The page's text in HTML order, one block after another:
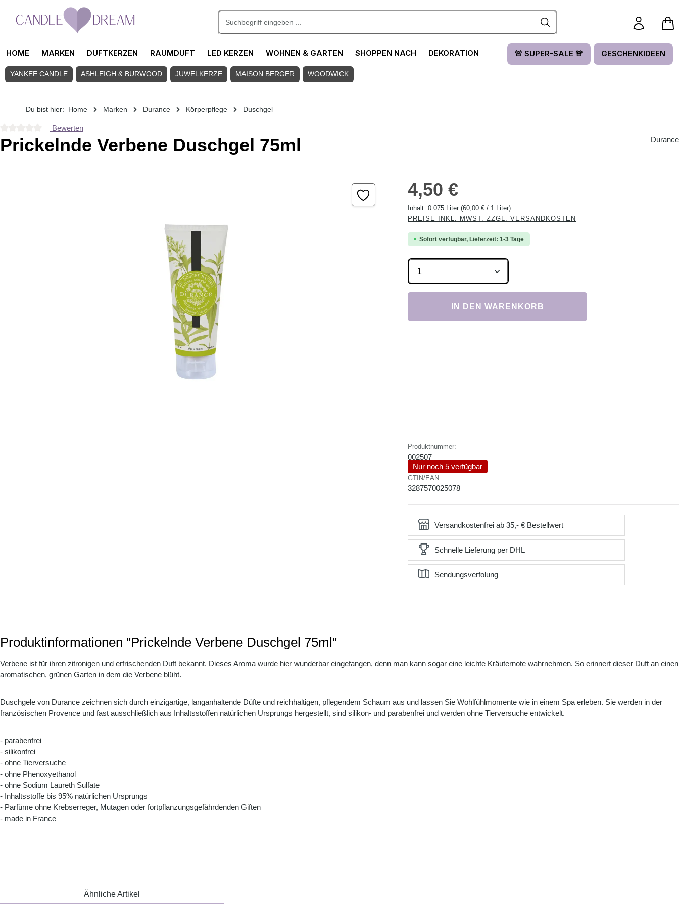
Zum Hauptinhalt springen
HOME MARKEN DUFTKERZEN RAUMDUFT LED KERZEN WOHNEN & GARTEN SHOPPEN NACH DEKORATION 🚨 SUPER-SALE 🚨 GESCHENKIDEEN
YANKEE CANDLE ASHLEIGH & BURWOOD JUWELKERZE MAISON BERGER WOODWICK
Du bist hier: Home Marken Durance Körperpflege Duschgel
Durchschnittliche Bewertung von 0 von 5 Sternen
Bewerten
Prickelnde Verbene Duschgel 75ml Durance
4,50 €
Inhalt:0.075 Liter(60,00 € / 1 Liter)
PREISE INKL. MWST. ZZGL. VERSANDKOSTEN
Sofort verfügbar, Lieferzeit: 1-3 Tage
Produkt Anzahl: Gib den gewünschten Wert ein
IN DEN WARENKORB
Produktnummer:
002507
Nur noch 5 verfügbar
GTIN/EAN:
3287570025078
Versandkostenfrei ab 35,- € Bestellwert
Schnelle Lieferung per DHL
Sendungsverfolung
Produktinformationen "Prickelnde Verbene Duschgel 75ml"
Verbene ist für ihren zitronigen und erfrischenden Duft bekannt. Dieses Aroma wurde hier wunderbar eingefangen, denn man kann sogar eine leichte Kräuternote wahrnehmen. So erinnert dieser Duft an einen
aromatischen, grünen Garten in dem die Verbene blüht.
Duschgele von Durance zeichnen sich durch einzigartige, langanhaltende Düfte und reichhaltigen, pflegendem Schaum aus und lassen Sie Wohlfühlmomente wie in einem Spa erleben. Sie werden in der
französischen Provence und fast ausschließlich aus Inhaltsstoffen natürlichen Ursprungs hergestellt, sind silikon- und parabenfrei und werden ohne Tierversuche entwickelt.
- parabenfrei
- silikonfrei
- ohne Tierversuche
- ohne Phenoxyethanol
- ohne Sodium Laureth Sulfate
- Inhaltsstoffe bis 95% natürlichen Ursprungs
- Parfüme ohne Krebserreger, Mutagen oder fortpflanzungsgefährdenden Giften
- made in France
Ähnliche Artikel